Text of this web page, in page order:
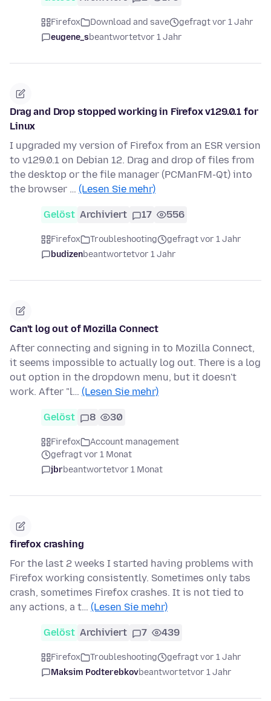
Firefox Download and save
gefragt vor 1 Jahr
eugene_sbeantwortetvor 1 Jahr
Drag and Drop stopped working in Firefox v129.0.1 for
Linux
I upgraded my version of Firefox from an ESR version
to v129.0.1 on Debian 12. Drag and drop of files from
the desktop or the file manager (PCManFM-Qt) into
the browser … (Lesen Sie mehr)
Gelöst Archiviert 17 556
Firefox Troubleshooting
gefragt vor 1 Jahr
budizenbeantwortetvor 1 Jahr
Can't log out of Mozilla Connect
After connecting and signing in to Mozilla Connect,
it seems impossible to actually log out. There is a log
out option in the dropdown menu, but it doesn't
work. After "l… (Lesen Sie mehr)
Gelöst 8 30
Firefox
Account management
gefragt vor 1 Monat
jbrbeantwortetvor 1 Monat
firefox crashing
For the last 2 weeks I started having problems with
Firefox working consistently. Sometimes only tabs
crash, sometimes Firefox crashes. It is not tied to
any actions, a t… (Lesen Sie mehr)
Gelöst Archiviert 7 439
Firefox Troubleshooting
gefragt vor 1 Jahr
Maksim Podterebkovbeantwortetvor 1 Jahr